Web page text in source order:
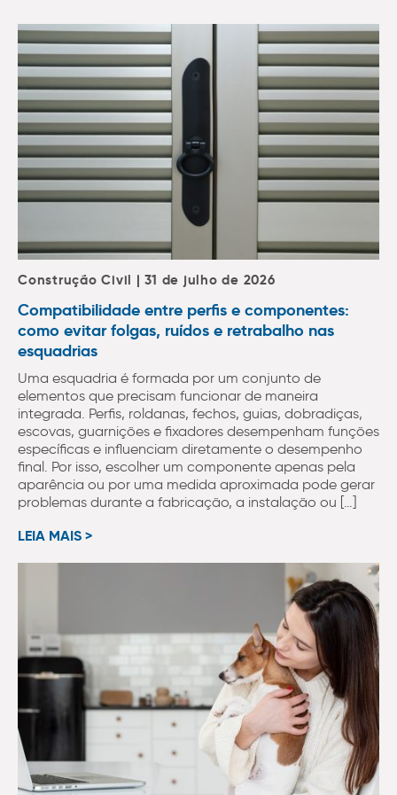
Construção Civil | 31 de julho de 2026
Compatibilidade entre perfis e componentes:
como evitar folgas, ruídos e retrabalho nas
esquadrias
Uma esquadria é formada por um conjunto de
elementos que precisam funcionar de maneira
integrada. Perfis, roldanas, fechos, guias, dobradiças,
escovas, guarnições e fixadores desempenham funções
específicas e influenciam diretamente o desempenho
final. Por isso, escolher um componente apenas pela
aparência ou por uma medida aproximada pode gerar
problemas durante a fabricação, a instalação ou […]
LEIA MAIS >